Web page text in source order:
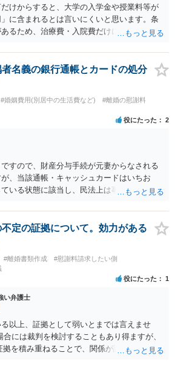
けからすると、大学の入学金や授業料等が
に含まれるとは言いにくいと思います。条
るため、治療費・入院費だけに限定される
病気や事故によって臨時に必要となった医
特別支出を念頭に置いた条項と読むのが自然
の入学金、授業料、受験費用などの教育費に
あるから当然に半額を請求できる」とまで
。なお、通常、大学進学費用をどこまで負
婚時の合意内容のほか、子どもの年齢、大
に検討することになります。公正証書の他
終期についてどのように定められている
の有無、「教育費」「進学費用」に関する
する必要があると考えられます。
名義の銀行通帳とカードの処分
#婚姻費用(別居中の生活費など)
#離婚の慰謝料
役にたった 2
すので、財産分与手続が元妻からなされる
、当該通帳・キャッシュカードはいちお
いる状態に該当し、民法上は事務管理（597
お答えとしては元妻の了解なく処分するこ
えになってしまいます。
定の証拠について。効力がある
#離婚書類作成
#慰謝料請求したい側
役にたった 1
い弁護士
以上、証拠として弱いとまでは言えませ
には裁判を検討することもあり得ますが、
を積み重ねることで、関係が認定される余